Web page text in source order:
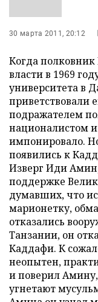
30 марта 2011, 20:12
Когда
власти в 1969
университета в
приветствовали
подражателем
националистом
импонировало.
появились к
Изверг Иди
поддержке
думавших, что
марионетку,
отказались
Танзании, он
Каддафи. К
неопытен,
и поверил Амину,
угнетают